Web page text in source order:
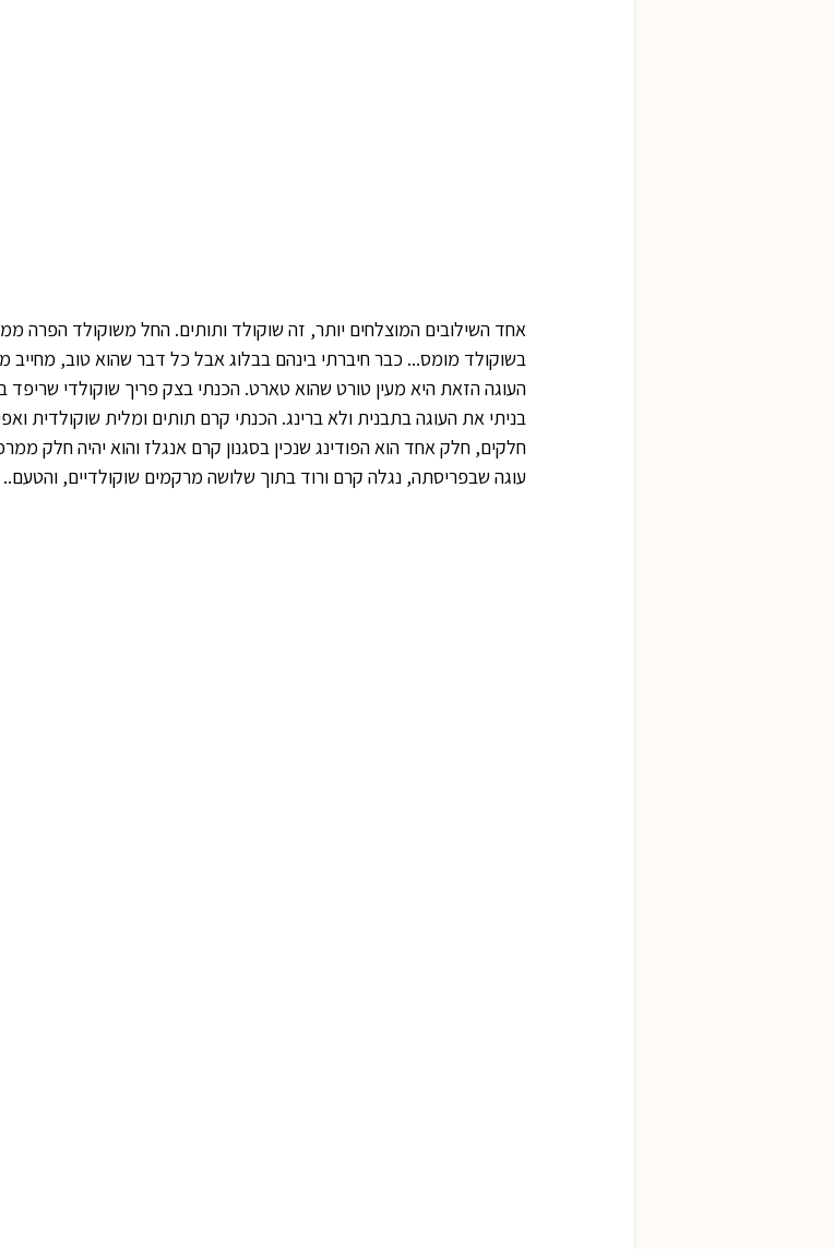
אחד השילובים המוצלחים יותר, זה שוקולד ותותים. החל משוקולד הפרה
בשוקולד מומס... כבר חיברתי בינהם בבלוג אבל כל דבר שהוא טוב, מחייב
העוגה הזאת היא מעין טורט שהוא טארט. הכנתי בצק פריך שוקולדי שריפד
בניתי את העוגה בתבנית ולא ברינג. הכנתי קרם תותים ומלית שוקולדית
חלקים, חלק אחד הוא הפודינג שנכין בסגנון קרם אנגלז והוא יהיה חלק
עוגה שבפריסתה, נגלה קרם ורוד בתוך שלושה מרקמים שוקולדיים, והטעם..